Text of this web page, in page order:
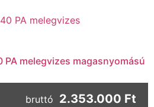
melegvizes magasnyomású
bruttó 2.353.000 Ft